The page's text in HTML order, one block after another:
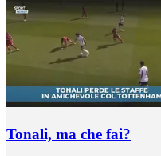
Tonali, ma che fai?